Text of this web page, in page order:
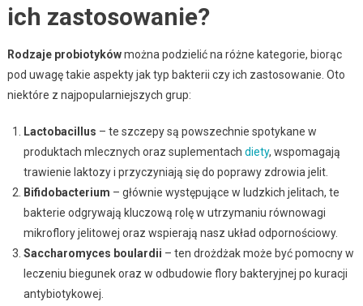
ich zastosowanie?
Rodzaje probiotykówmożna podzielić na różne kategorie, biorąc
pod uwagę takie aspekty jak typ bakterii czy ich zastosowanie. Oto
niektóre z najpopularniejszych grup:
Lactobacillus – te szczepy są powszechnie spotykane w
produktach mlecznych oraz suplementach diety, wspomagają
trawienie laktozy i przyczyniają się do poprawy zdrowia jelit.
Bifidobacterium – głównie występujące w ludzkich jelitach, te
bakterie odgrywają kluczową rolę w utrzymaniu równowagi
mikroflory jelitowej oraz wspierają nasz układ odpornościowy.
Saccharomyces boulardii – ten drożdżak może być pomocny w
leczeniu biegunek oraz w odbudowie flory bakteryjnej po kuracji
antybiotykowej.